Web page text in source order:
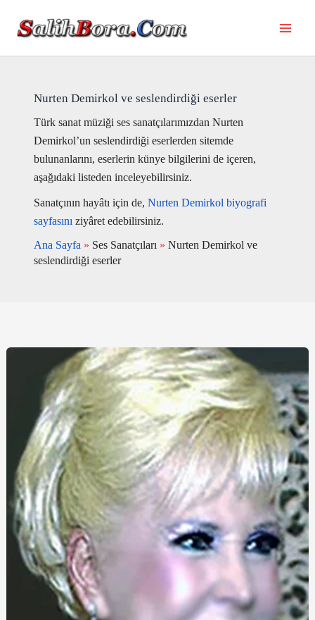
Nurten Demirkol ve seslendirdiği eserler
Türk sanat müziği ses sanatçılarımızdan Nurten
Demirkol’un seslendirdiği eserlerden sitemde
bulunanlarını, eserlerin künye bilgilerini de içeren,
aşağıdaki listeden inceleyebilirsiniz.
Sanatçının hayâtı için de, Nurten Demirkol biyografi
sayfasını ziyâret edebilirsiniz.
Ana Sayfa » Ses Sanatçıları » Nurten Demirkol ve
seslendirdiği eserler